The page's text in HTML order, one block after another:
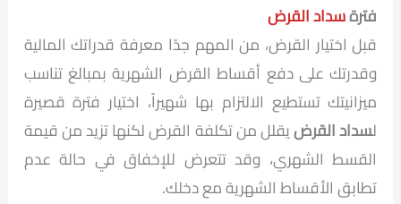
فترةسداد القرض
قبل اختيار القرض، من المهم جدًا معرفة قدراتك المالية
وقدرتك على دفع أقساط القرض الشهرية بمبالغ تناسب
ميزانيتك تستطيع الالتزام بها شهيراً، اختيار فترة قصيرة
لسداد القرضيقلل من تكلفة القرض لكنها تزيد من قيمة
القسط الشهري، وقد تتعرض للإخفاق في حالة عدم
تطابق الأقساط الشهرية مع دخلك.